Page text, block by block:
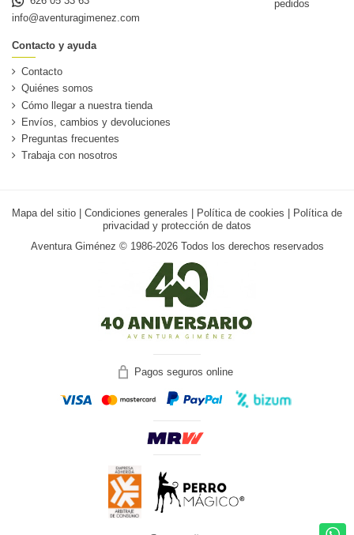
info@aventuragimenez.com
pedidos
Contacto y ayuda
Contacto
Quiénes somos
Cómo llegar a nuestra tienda
Envíos, cambios y devoluciones
Preguntas frecuentes
Trabaja con nosotros
Mapa del sitio | Condiciones generales | Política de cookies | Política de
privacidad y protección de datos
Aventura Giménez © 1986-2026 Todos los derechos reservados
Pagos seguros online